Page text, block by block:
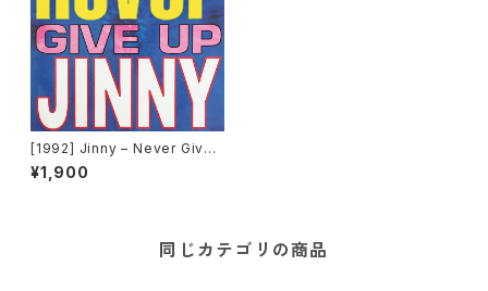
[1992] Jinny – Never Give
Up [Time][在庫B]
¥1,900
同じカテゴリの商品